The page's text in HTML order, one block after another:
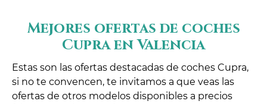
Mejores ofertas de coches
Cupra en Valencia
Estas son las ofertas destacadas de coches Cupra,
si no te convencen, te invitamos a que veas las
ofertas de otros modelos disponibles a precios